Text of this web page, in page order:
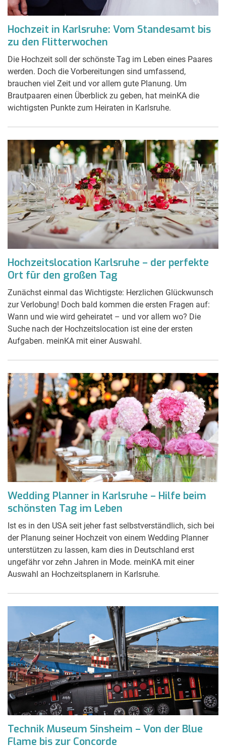
Hochzeit in Karlsruhe: Vom Standesamt bis
zu den Flitterwochen
Die Hochzeit soll der schönste Tag im Leben eines Paares
werden. Doch die Vorbereitungen sind umfassend,
brauchen viel Zeit und vor allem gute Planung. Um
Brautpaaren einen Überblick zu geben, hat meinKA die
wichtigsten Punkte zum Heiraten in Karlsruhe.
Hochzeitslocation Karlsruhe – der perfekte
Ort für den großen Tag
Zunächst einmal das Wichtigste: Herzlichen Glückwunsch
zur Verlobung! Doch bald kommen die ersten Fragen auf:
Wann und wie wird geheiratet – und vor allem wo? Die
Suche nach der Hochzeitslocation ist eine der ersten
Aufgaben. meinKA mit einer Auswahl.
Wedding Planner in Karlsruhe – Hilfe beim
schönsten Tag im Leben
Ist es in den USA seit jeher fast selbstverständlich, sich bei
der Planung seiner Hochzeit von einem Wedding Planner
unterstützen zu lassen, kam dies in Deutschland erst
ungefähr vor zehn Jahren in Mode. meinKA mit einer
Auswahl an Hochzeitsplanern in Karlsruhe.
Technik Museum Sinsheim – Von der Blue
Flame bis zur Concorde